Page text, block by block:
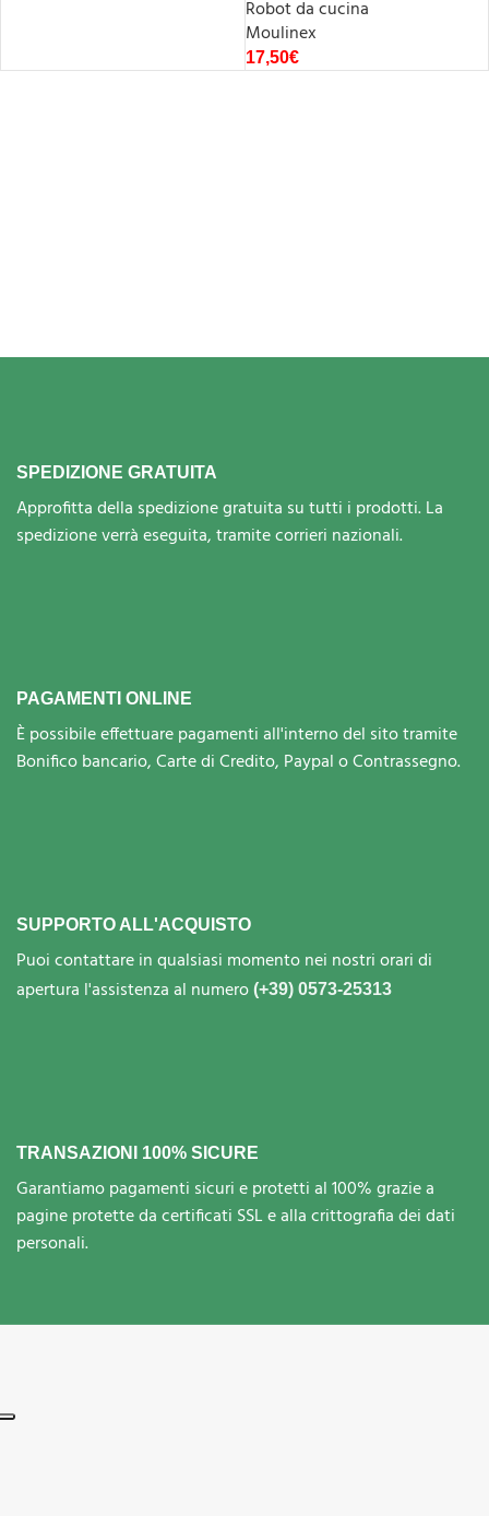
Robot da cucina
Moulinex
17,50€
SPEDIZIONE GRATUITA
Approfitta della spedizione gratuita su tutti i prodotti. La
spedizione verrà eseguita, tramite corrieri nazionali.
PAGAMENTI ONLINE
È possibile effettuare pagamenti all'interno del sito tramite
Bonifico bancario, Carte di Credito, Paypal o Contrassegno.
SUPPORTO ALL'ACQUISTO
Puoi contattare in qualsiasi momento nei nostri orari di
apertura l'assistenza al numero (+39) 0573-25313
TRANSAZIONI 100% SICURE
Garantiamo pagamenti sicuri e protetti al 100% grazie a
pagine protette da certificati SSL e alla crittografia dei dati
personali.